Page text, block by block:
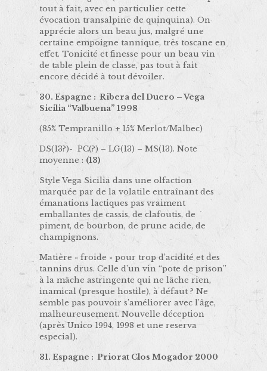
tout à fait, avec en particulier cette
évocation transalpine de quinquina). On
apprécie alors un beau jus, malgré une
certaine empoigne tannique, très toscane en
effet. Tonicité et finesse pour un beau vin
de table plein de classe, pas tout à fait
encore décidé à tout dévoiler.
30. Espagne : Ribera del Duero – Vega
Sicilia “Valbuena” 1998
(85% Tempranillo + 15% Merlot/Malbec)
DS(13?)- PC(?) – LG(13) – MS(13). Note
moyenne : (13)
Style Vega Sicilia dans une olfaction
marquée par de la volatile entraînant des
émanations lactiques pas vraiment
emballantes de cassis, de clafoutis, de
piment, de bourbon, de prune acide, de
champignons.
Matière « froide » pour trop d’acidité et des
tannins drus. Celle d’un vin “pote de prison”
à la mâche astringente qui ne lâche rien,
inamical (presque hostile), à défaut ? Ne
semble pas pouvoir s’améliorer avec l’âge,
malheureusement. Nouvelle déception
(après Unico 1994, 1998 et une reserva
especial).
31. Espagne : Priorat Clos Mogador 2000